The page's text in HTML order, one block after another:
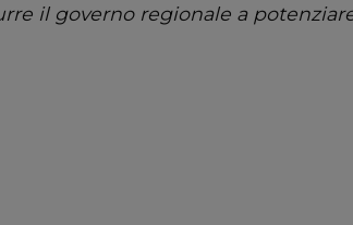
il governo regionale a